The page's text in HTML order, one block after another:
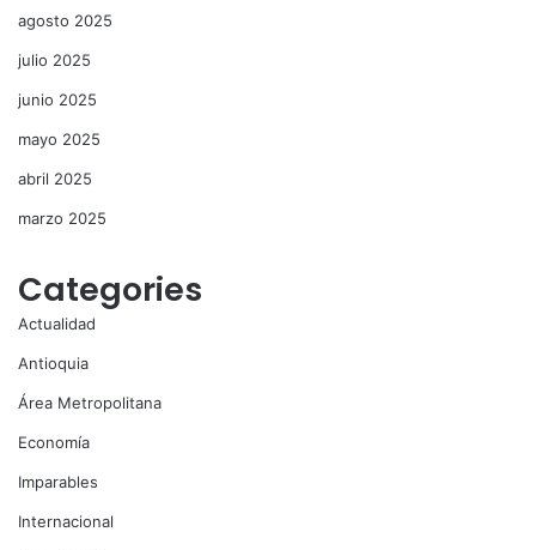
agosto 2025
julio 2025
junio 2025
mayo 2025
abril 2025
marzo 2025
Categories
Actualidad
Antioquia
Área Metropolitana
Economía
Imparables
Internacional